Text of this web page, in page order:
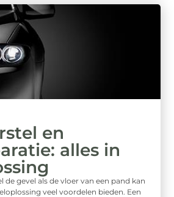
en
alles in
de gevel als de vloer van een pand kan
veel voordelen bieden. Een